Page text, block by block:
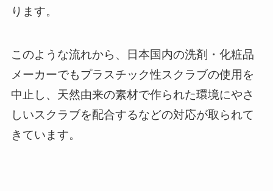
ります。
このような流れから、日本国内の洗剤・化粧品
メーカーでもプラスチック性スクラブの使用を
中止し、天然由来の素材で作られた環境にやさ
しいスクラブを配合するなどの対応が取られて
きています。